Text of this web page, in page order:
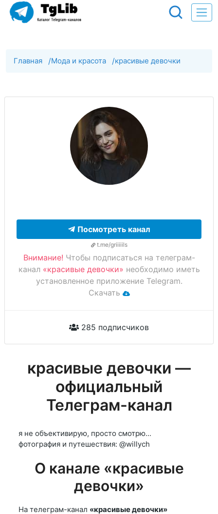
Главная /Мода и красота /красивые девочки
Посмотреть канал
t.me/griiiiils
Внимание! Чтобы подписаться на телеграм-
канал «красивые девочки» необходимо иметь
установленное приложение Telegram.
Скачать
285 подписчиков
красивые девочки —
официальный
Телеграм-канал
я не объективирую, просто смотрю...
фотография и путешествия: @willych
О канале «красивые
девочки»
На телеграм-канал «красивые девочки»